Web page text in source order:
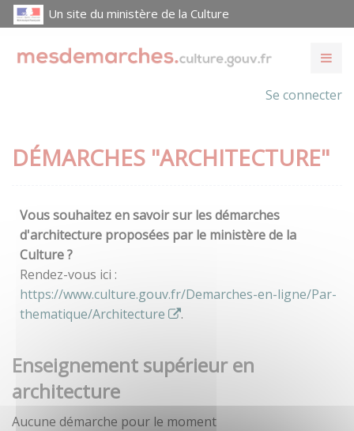
Un site du ministère de la Culture
Se connecter
DÉMARCHES "ARCHITECTURE"
Vous souhaitez en savoir sur les démarches
d'architecture proposées par le ministère de la
Culture ?
Rendez-vous ici :
https://www.culture.gouv.fr/Demarches-en-ligne/Par-
thematique/Architecture
.
Enseignement supérieur en
architecture
Aucune démarche pour le moment